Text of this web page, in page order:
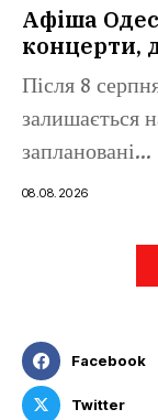
Афіша
концерти,
Після 8
залишається
заплановані...
08.08.2026
Facebook
Twitter